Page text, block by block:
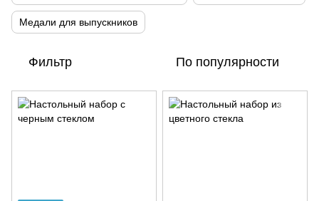
Медали для выпускников
Фильтр По популярности